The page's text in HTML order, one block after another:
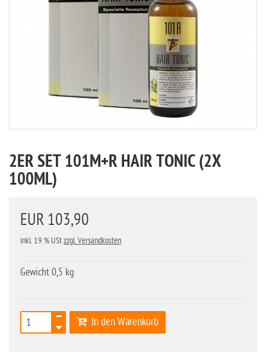
2ER SET 101M+R HAIR TONIC (2X
100ML)
EUR 103,90
inkl. 19 % UStzzgl. Versandkosten
Gewicht 0,5 kg
In den Warenkorb